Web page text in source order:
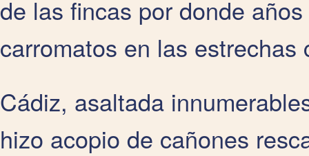
de las fincas por donde
carromatos en las estrechas
Cádiz, asaltada
hizo acopio de cañones